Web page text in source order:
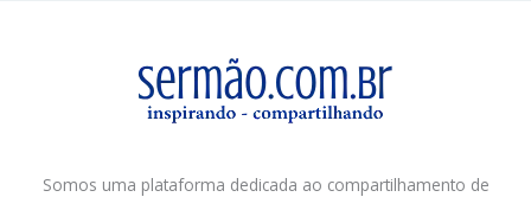
Somos uma plataforma dedicada ao compartilhamento de